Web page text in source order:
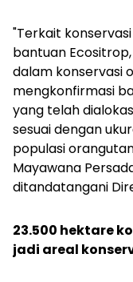
"Terkait
bantuan
dalam konservasi
mengkonfirmasi
yang telah
sesuai dengan
populasi
Mayawana
ditandatangani
23.500 hektare
jadi areal